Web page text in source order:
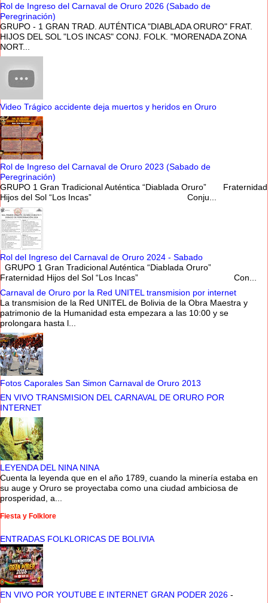
Rol de Ingreso del Carnaval de Oruro 2026 (Sabado de
Peregrinación)
GRUPO - 1 GRAN TRAD. AUTÉNTICA "DIABLADA ORURO" FRAT.
HIJOS DEL SOL "LOS INCAS" CONJ. FOLK. "MORENADA ZONA
NORT...
Video Trágico accidente deja muertos y heridos en Oruro
Rol de Ingreso del Carnaval de Oruro 2023 (Sabado de
Peregrinación)
GRUPO 1 Gran Tradicional Auténtica “Diablada Oruro” Fraternidad
Hijos del Sol “Los Incas” Conju...
Rol del Ingreso del Carnaval de Oruro 2024 - Sabado
GRUPO 1 Gran Tradicional Auténtica “Diablada Oruro”
Fraternidad Hijos del Sol “Los Incas” Con...
Carnaval de Oruro por la Red UNITEL transmision por internet
La transmision de la Red UNITEL de Bolivia de la Obra Maestra y
patrimonio de la Humanidad esta empezara a las 10:00 y se
prolongara hasta l...
Fotos Caporales San Simon Carnaval de Oruro 2013
EN VIVO TRANSMISION DEL CARNAVAL DE ORURO POR
INTERNET
LEYENDA DEL NINA NINA
Cuenta la leyenda que en el año 1789, cuando la minería estaba en
su auge y Oruro se proyectaba como una ciudad ambiciosa de
prosperidad, a...
Fiesta y Folklore
ENTRADAS FOLKLORICAS DE BOLIVIA
EN VIVO POR YOUTUBE E INTERNET GRAN PODER 2026 -